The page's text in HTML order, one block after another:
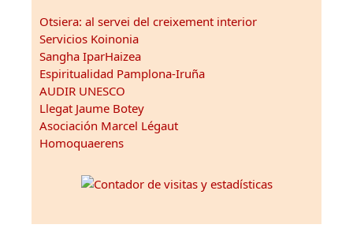
Otsiera: al servei del creixement interior
Servicios Koinonia
Sangha IparHaizea
Espiritualidad Pamplona-Iruña
AUDIR UNESCO
Llegat Jaume Botey
Asociación Marcel Légaut
Homoquaerens